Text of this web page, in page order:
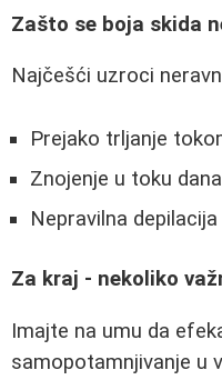
Zašto se boja skida
Najčešći uzroci
Prejako trljanje
Znojenje u toku dana
Nepravilna
Za kraj - nekoliko
Imajte na umu da
samopotamnjivanje u